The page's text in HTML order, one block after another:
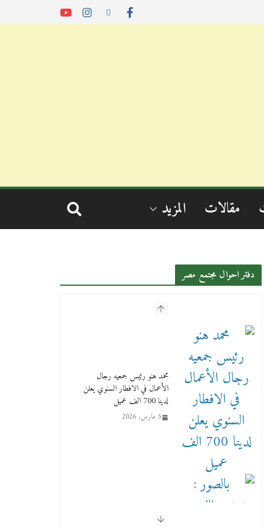
مقالات المزيد
دفتر احوال مجتمع مصر
محمد هنو رئيس جمعيه رجال
الأعمال في الافطار السنوي يعلن
لدينا 700 الف عميل
5 مارس، 2026